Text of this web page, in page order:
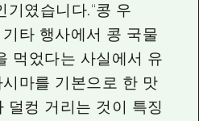
였습니다.“콩 우
타 행사에서 콩 국물
먹었다는 사실에서 유
마를 기본으로 한 맛
덜컹 거리는 것이 특징